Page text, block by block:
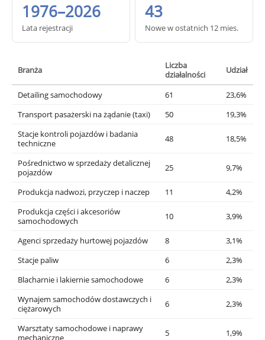
1976–2026
Lata rejestracji
43
Nowe w ostatnich 12 mies.
Branża
Liczba
działalności
Udział
Detailing samochodowy 61
23,6%
Transport pasażerski na żądanie (taxi)
50
19,3%
Stacje kontroli pojazdów i badania
techniczne
48 18,5%
Pośrednictwo w sprzedaży detalicznej
pojazdów
25 9,7%
Produkcja nadwozi, przyczep i naczep 11
4,2%
Produkcja części i akcesoriów
samochodowych
10 3,9%
Agenci sprzedaży hurtowej pojazdów 8
3,1%
Stacje paliw
6
2,3%
Blacharnie i lakiernie samochodowe
6
2,3%
Wynajem samochodów dostawczych i
ciężarowych
6 2,3%
Warsztaty samochodowe i naprawy
mechaniczne
5 1,9%